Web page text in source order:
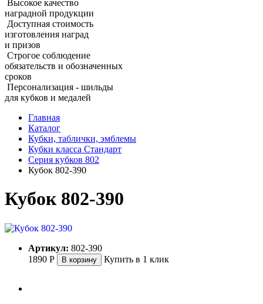
Высокое качество
наградной продукции
Доступная стоимость
изготовления наград
и призов
Строгое соблюдение
обязательств и обозначенных
сроков
Персонализация - шильды
для кубков и медалей
Главная
Каталог
Кубки, таблички, эмблемы
Кубки класса Стандарт
Серия кубков 802
Кубок 802‑390
Кубок 802‑390
Артикул: 802-390
1890 Р В корзину Купить в 1 клик